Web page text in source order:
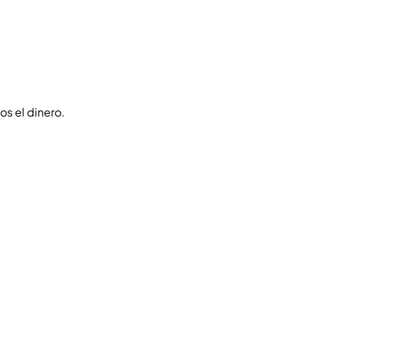
el dinero.